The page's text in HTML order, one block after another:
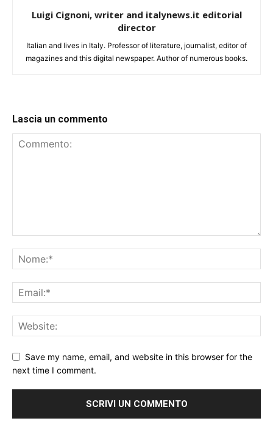
Luigi Cignoni, writer and italynews.it editorial
director
Italian and lives in Italy. Professor of literature, journalist, editor of
magazines and this digital newspaper. Author of numerous books.
Lascia un commento
Save my name, email, and website in this browser for the
next time I comment.